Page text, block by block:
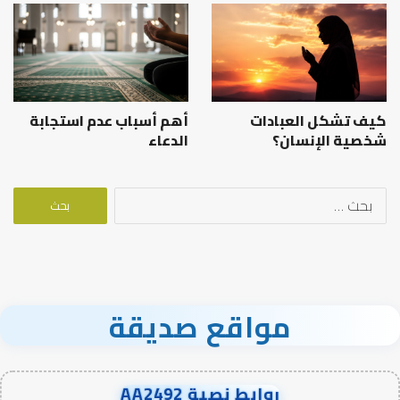
كيف تشكل العبادات
شخصية الإنسان؟
أهم أسباب عدم استجابة
الدعاء
البحث
مواقع صديقة